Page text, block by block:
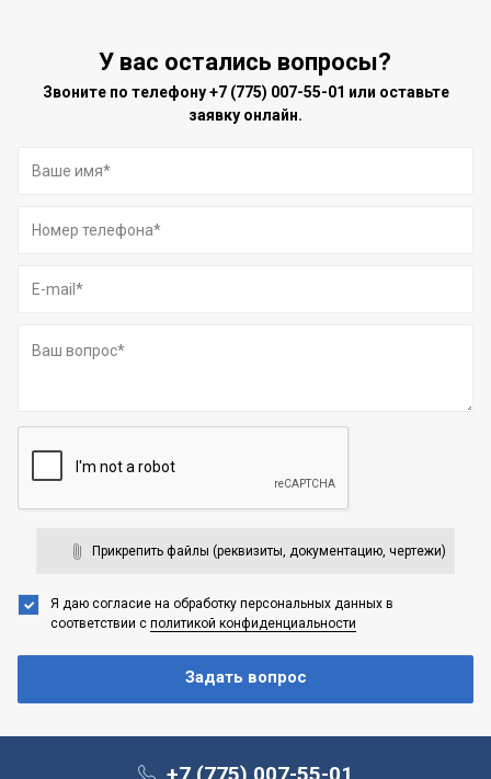
У вас остались вопросы?
Звоните по телефону+7 (775) 007-55-01 или оставьте
заявку онлайн.
Прикрепить файлы (реквизиты, документацию, чертежи)
Я даю согласие на обработку персональных данных в
соответствии с политикой конфиденциальности
+7 (775) 007-55-01